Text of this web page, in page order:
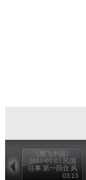
《腾飞中国》
2011-01-03 民国
往事 第一回合 风
雨飘摇季03:13